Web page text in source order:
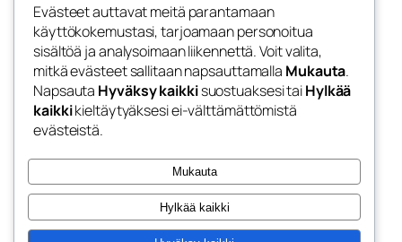
Kaunis Elsa
My WordPress Blog
Blog
Tietoa
FAQs
Events
Shop
Evästeet auttavat meitä parantamaan
käyttökokemustasi, tarjoamaan personoitua
sisältöä ja analysoimaan liikennettä. Voit valita,
mitkä evästeet sallitaan napsauttamalla Mukauta.
Napsauta Hyväksy kaikkisuostuaksesi taiHylkää
kaikkikieltäytyäksesi ei-välttämättömistä
evästeistä.
Mukauta
Hylkää kaikki